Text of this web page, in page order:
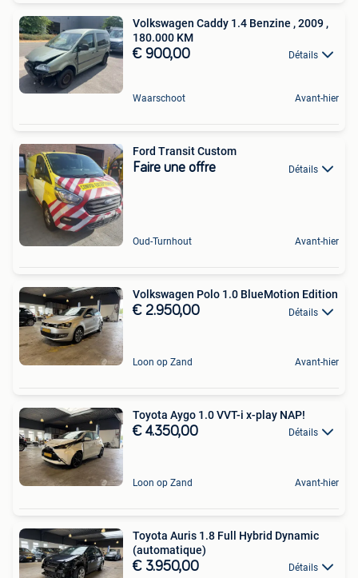
Volkswagen Caddy 1.4 Benzine , 2009 ,
180.000 KM
€ 900,00 Détails
Waarschoot Avant-hier
Ford Transit Custom
Faire une offre Détails
Oud-Turnhout Avant-hier
Volkswagen Polo 1.0 BlueMotion Edition
€ 2.950,00 Détails
Loon op Zand Avant-hier
Toyota Aygo 1.0 VVT-i x-play NAP!
€ 4.350,00 Détails
Loon op Zand Avant-hier
Toyota Auris 1.8 Full Hybrid Dynamic
(automatique)
€ 3.950,00 Détails